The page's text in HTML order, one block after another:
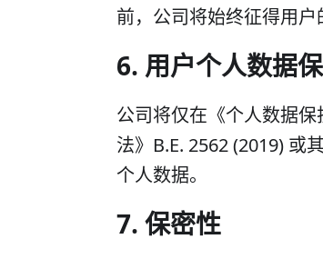
前，公司将始终征得用户
6. 用户个人数据
公司将仅在《个人数据
法》B.E. 2562 (2019) 或
个人数据。
7. 保密性